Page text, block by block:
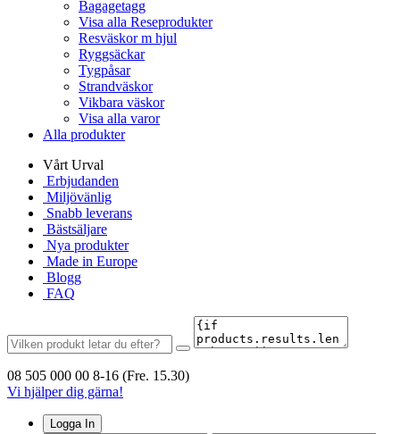
Bagagetagg
Visa alla Reseprodukter
Resväskor m hjul
Ryggsäckar
Tygpåsar
Strandväskor
Vikbara väskor
Visa alla varor
Alla produkter
Vårt Urval
Erbjudanden
Miljövänlig
Snabb leverans
Bästsäljare
Nya produkter
Made in Europe
Blogg
FAQ
08 505 000 00 8-16 (Fre. 15.30)
Vi hjälper dig gärna!
Logga In